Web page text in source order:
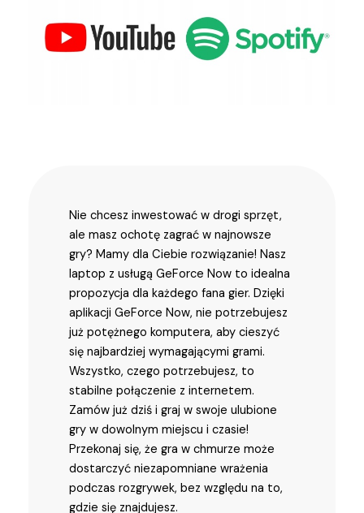
Nie chcesz inwestować w drogi sprzęt,
ale masz ochotę zagrać w najnowsze
gry? Mamy dla Ciebie rozwiązanie! Nasz
laptop z usługą GeForce Now to idealna
propozycja dla każdego fana gier. Dzięki
aplikacji GeForce Now, nie potrzebujesz
już potężnego komputera, aby cieszyć
się najbardziej wymagającymi grami.
Wszystko, czego potrzebujesz, to
stabilne połączenie z internetem.
Zamów już dziś i graj w swoje ulubione
gry w dowolnym miejscu i czasie!
Przekonaj się, że gra w chmurze może
dostarczyć niezapomniane wrażenia
podczas rozgrywek, bez względu na to,
gdzie się znajdujesz.